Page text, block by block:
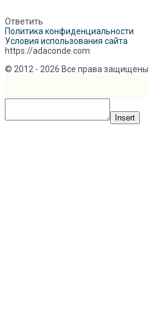
Ответить
Политика конфиденциальности
Условия использования сайта
https://adaconde.com
© 2012 - 2026 Все права защищены
Insert